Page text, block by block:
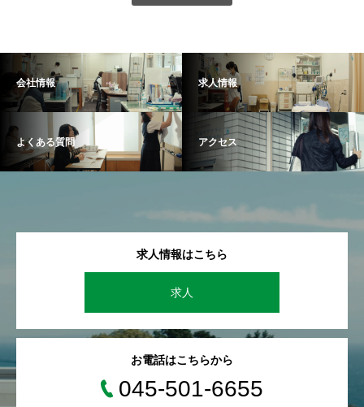
会社情報 求人情報
よくある質問 アクセス
求人情報はこちら
求人
お電話はこちらから
045-501-6655